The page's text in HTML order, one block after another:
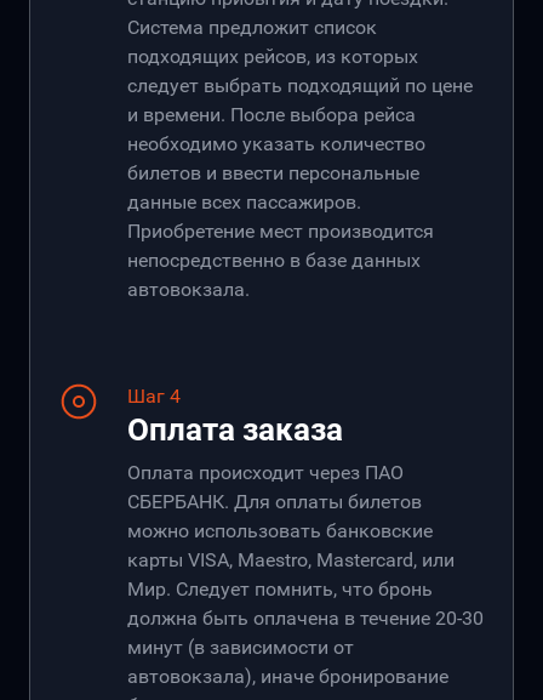
Система предложит список
подходящих рейсов, из которых
следует выбрать подходящий по цене
и времени. После выбора рейса
необходимо указать количество
билетов и ввести персональные
данные всех пассажиров.
Приобретение мест производится
непосредственно в базе данных
автовокзала.
Шаг 4
Оплата заказа
Оплата происходит через ПАО
СБЕРБАНК. Для оплаты билетов
можно использовать банковские
карты VISA, Maestro, Mastercard, или
Мир. Следует помнить, что бронь
должна быть оплачена в течение 20-30
минут (в зависимости от
автовокзала), иначе бронирование